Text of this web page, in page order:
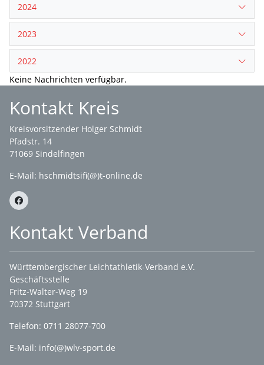
2024
2023
2022
Keine Nachrichten verfügbar.
Kontakt Kreis
Kreisvorsitzender Holger Schmidt
Pfadstr. 14
71069 Sindelfingen
E-Mail: hschmidtsifi(@)t-online.de
Kontakt Verband
Württembergischer Leichtathletik-Verband e.V.
Geschäftsstelle
Fritz-Walter-Weg 19
70372 Stuttgart
Telefon: 0711 28077-700
E-Mail: info(@)wlv-sport.de